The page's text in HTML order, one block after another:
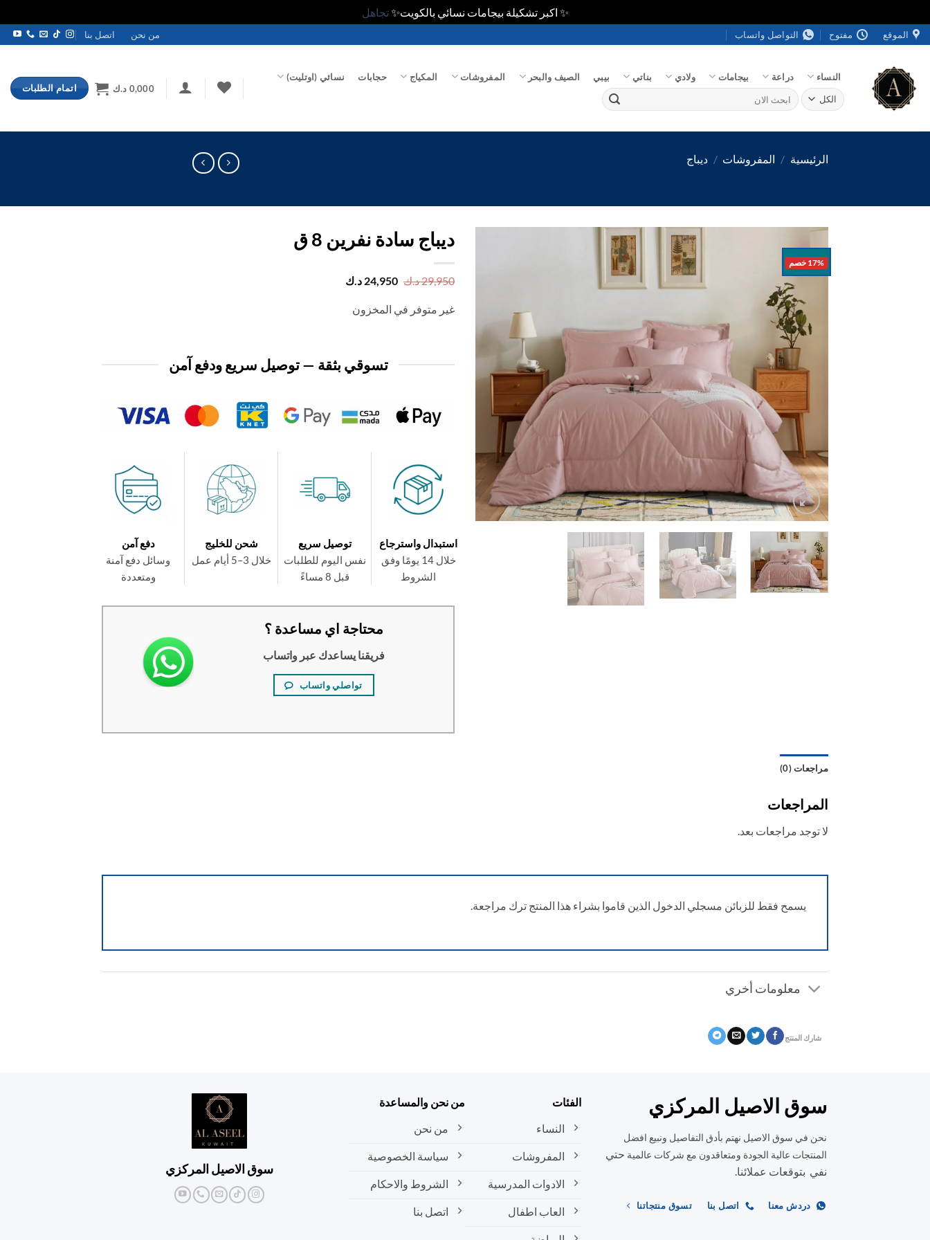
✨ اكبر تشكيلة بيجامات نسائي بالكويت✨تجاهل
تخطي
للمحتوى
الموقع مفتوح التواصل واتساب من نحن اتصل بنا
النساء دراعة بيجامات ولادي بناتي بيبي الصيف والبحر المفروشات المكياج حجابات نسائي (اوتليت)
البحث
عن:
0,000 د.ك اتمام الطلبات
الرئيسية / المفروشات / ديباج
17% خصم
ديباج سادة نفرين 8 ق
29,950د.ك السعر
الأصلي
هو:
29,950 د.ك.
24,950 د.كالسعر
غير متوفر في المخزون
تسوقي بثقة — توصيل سريع ودفع آمن
استبدال واسترجاع
خلال 14 يومًا وفق
الشروط
توصيل سريع
نفس اليوم للطلبات
قبل 8 مساءً
شحن للخليج
خلال 3–5 أيام عمل
دفع آمن
وسائل دفع آمنة
ومتعددة
محتاجة اي مساعدة ؟
فريقنا يساعدك عبر واتساب
تواصلي واتساب
مراجعات (0)
المراجعات
لا توجد مراجعات بعد.
يسمح فقط للزبائن مسجلي الدخول الذين قاموا بشراء هذا المنتج ترك مراجعة.
معلومات أخري
شارك المنتج
سوق الاصيل المركزي
نحن في سوق الاصيل نهتم بأدق التفاصيل ونبيع افضل
المنتجات عالية الجودة ومتعاقدون مع شركات عالمية حتي
نفي بتوقعات عملائنا.
دردش معنا اتصل بنا تسوق منتجاتنا
الفئات
النساء
المفروشات
الادوات المدرسية
العاب اطفال
من نحن والمساعدة
من نحن
سياسة الخصوصية
الشروط والاحكام
اتصل بنا
سوق الاصيل المركزي